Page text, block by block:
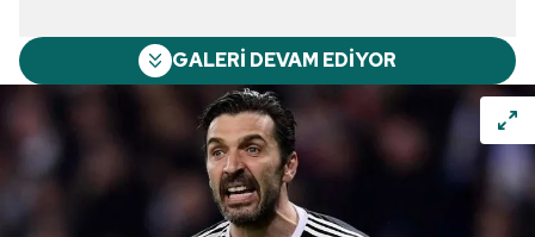
GALERİ DEVAM EDİYOR